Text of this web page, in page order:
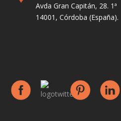
Avda Gran Capitán, 28. 1ª
14001, Córdoba (España).